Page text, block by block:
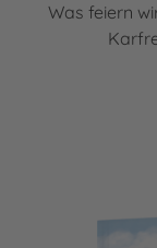
Was feiern